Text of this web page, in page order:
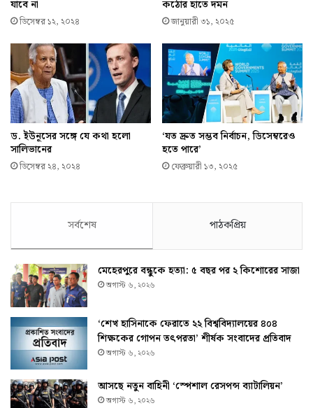
যাবে না
ডিসেম্বর ১২, ২০২৪
কঠোর হাতে দমন
জানুয়ারী ৩১, ২০২৫
ড. ইউনূসের সঙ্গে যে কথা হলো
সালিভানের
ডিসেম্বর ২৪, ২০২৪
‘যত দ্রুত সম্ভব নির্বাচন, ডিসেম্বরেও
হতে পারে’
ফেব্রুয়ারী ১৩, ২০২৫
সর্বশেষ পাঠকপ্রিয়
মেহেরপুরে বন্ধুকে হত্যা: ৫ বছর পর ২ কিশোরের সাজা
অগাস্ট ৬, ২০২৬
‘শেখ হাসিনাকে ফেরাতে ২২ বিশ্ববিদ্যালয়ের ৪০৪
শিক্ষকের গোপন তৎপরতা’ শীর্ষক সংবাদের প্রতিবাদ
অগাস্ট ৬, ২০২৬
আসছে নতুন বাহিনী ‘স্পেশাল রেসপন্স ব্যাটালিয়ন’
অগাস্ট ৬, ২০২৬